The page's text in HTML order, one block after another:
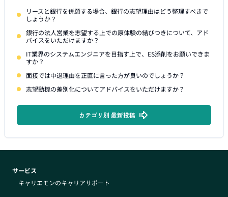
リースと銀行を併願する場合、銀行の志望理由はどう整理すべきで
しょうか？
銀行の法人営業を志望する上での原体験の結びつきについて、アド
バイスをいただけますか？
IT業界のシステムエンジニアを目指す上で、ES添削をお願いできま
すか？
面接では中退理由を正直に言った方が良いのでしょうか？
志望動機の差別化についてアドバイスをいただけますか？
カテゴリ別 最新投稿
サービス
キャリエモンのキャリアサポート